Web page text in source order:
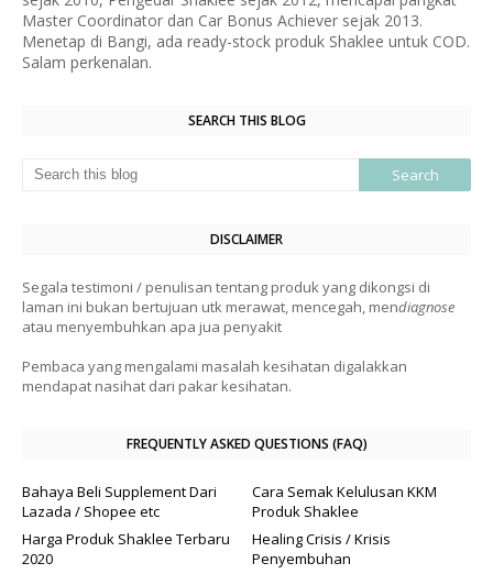
Master Coordinator dan Car Bonus Achiever sejak 2013.
Menetap di Bangi, ada ready-stock produk Shaklee untuk COD.
Salam perkenalan.
SEARCH THIS BLOG
DISCLAIMER
Segala testimoni / penulisan tentang produk yang dikongsi di
laman ini bukan bertujuan utk merawat, mencegah, mendiagnose
atau menyembuhkan apa jua penyakit
Pembaca yang mengalami masalah kesihatan digalakkan
mendapat nasihat dari pakar kesihatan.
FREQUENTLY ASKED QUESTIONS (FAQ)
Bahaya Beli Supplement Dari
Lazada / Shopee etc
Cara Semak Kelulusan KKM
Produk Shaklee
Harga Produk Shaklee Terbaru
2020
Healing Crisis / Krisis
Penyembuhan